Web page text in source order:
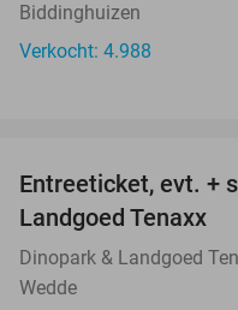
Biddinghuizen
Verkocht: 4.988
Entreeticket, evt. +
Landgoed Tenaxx
Dinopark & Landgoed
Wedde